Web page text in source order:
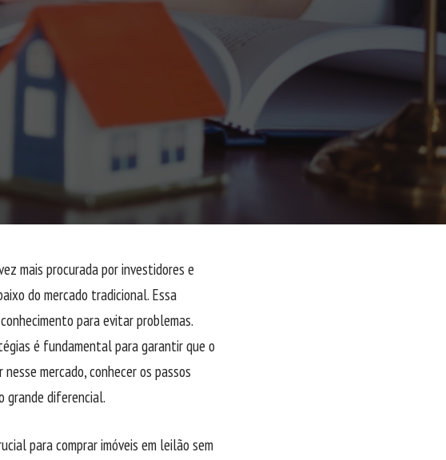
mais procurada por investidores e
do mercado tradicional. Essa
para evitar problemas.
é fundamental para garantir que o
mercado, conhecer os passos
grande diferencial.
para comprar imóveis em leilão sem